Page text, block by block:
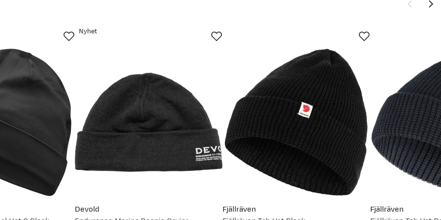
Ny pris
209,-
299,-
199,-
199,-
Devold
Nyhet
Fjällräven
Fjällräven